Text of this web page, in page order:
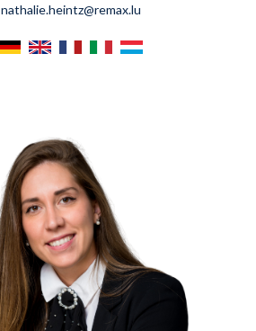
nathalie.heintz@remax.lu